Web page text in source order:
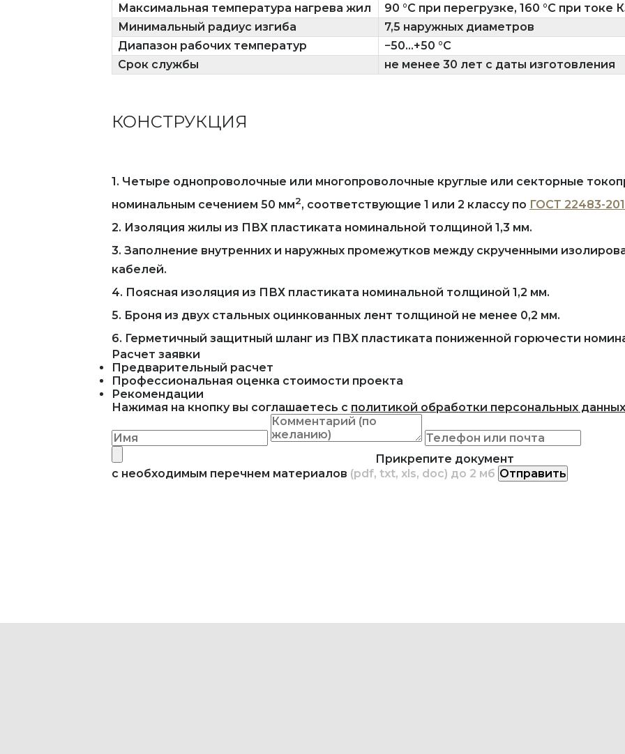
Максимальная температура нагрева жил
90 °C при перегрузке, 160 °C при токе
Минимальный радиус изгиба
7,5 наружных диаметров
Диапазон рабочих температур
−50...+50 °C
Срок службы
не менее 30 лет с даты изготовления
КОНСТРУКЦИЯ
1. Четыре однопроволочные или многопроволочные круглые или секторные
номинальным сечением 50 мм2, соответствующие 1 или 2 классу по ГОСТ 22483-
2. Изоляция жилы из ПВХ пластиката номинальной толщиной 1,3 мм.
3. Заполнение внутренних и наружных промежутков между скрученными
кабелей.
4. Поясная изоляция из ПВХ пластиката номинальной толщиной 1,2 мм.
5. Броня из двух стальных оцинкованных лент толщиной не менее 0,2 мм.
6. Герметичный защитный шланг из ПВХ пластиката пониженной горючести
Расчет заявки
Предварительный расчет
Профессиональная оценка стоимости проекта
Рекомендации
Нажимая на кнопку вы соглашаетесь с политикой обработки персональных данных
Прикрепите документ
с необходимым перечнем материалов (pdf, txt, xls, doc) до 2 мб Отправить